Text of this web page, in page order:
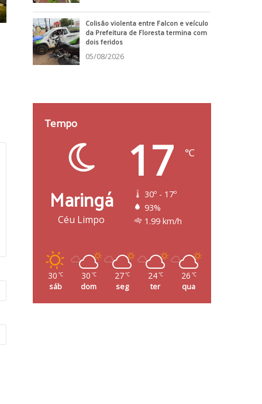
Colisão violenta entre Falcon e veículo
da Prefeitura de Floresta termina com
dois feridos
05/08/2026
Tempo
Maringá
Céu Limpo
17 ℃
30º - 17º
93%
1.99 km/h
30 ℃
sáb
30 ℃
dom
27 ℃
seg
24 ℃
ter
26 ℃
qua